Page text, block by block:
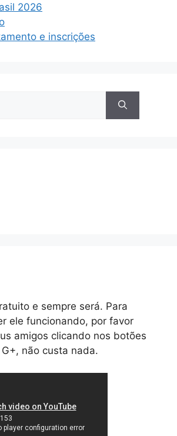
2026
e inscrições
e sempre será. Para
ele funcionando, por favor
amigos clicando nos botões
não custa nada.